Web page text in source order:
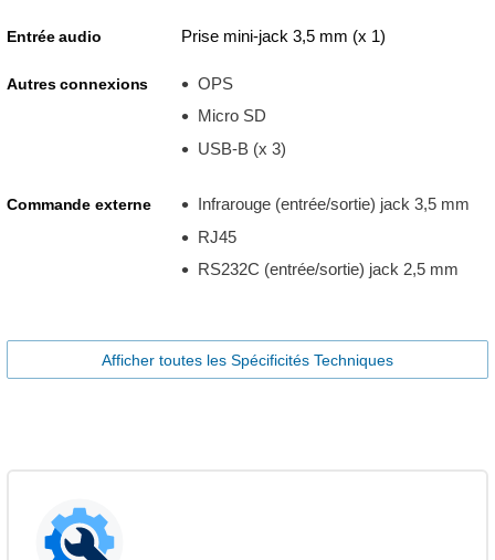
Entrée audio Prise mini-jack 3,5 mm (x 1)
Autres connexions
OPS
Micro SD
USB-B (x 3)
Commande externe
Infrarouge (entrée/sortie) jack 3,5 mm
RJ45
RS232C (entrée/sortie) jack 2,5 mm
Afficher toutes les Spécificités Techniques